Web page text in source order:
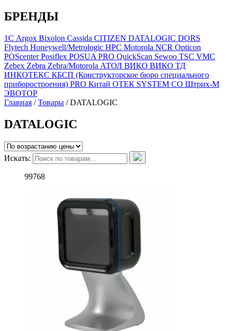
БРЕНДЫ
1С Argox Bixolon Cassida CITIZEN DATALOGIC DORS
Flytech Honeywell/Metrologic HPC Motorola NCR Opticon
POScenterPosiflex POSUA PRO QuickScan Sewoo TSC VMC
Zebex Zebra Zebra/Motorola АТОЛ ВИКО ВИКО ТД
ИНКОТЕКС КБСП (Конструкторское бюро специального
приборостроения) PRO Китай ОТЕК SYSTEM CO Штрих-М
ЭВОТОР
Главная /Товары /DATALOGIC
DATALOGIC
Искать:
99768